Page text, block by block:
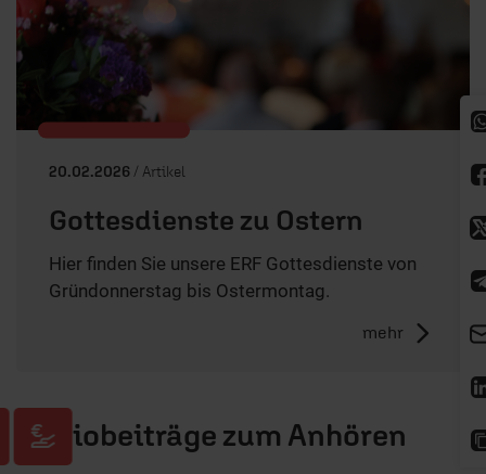
20.02.2026 / Artikel
Gottesdienste zu Ostern
Hier finden Sie unsere ERF Gottesdienste von
Gründonnerstag bis Ostermontag.
mehr
Audiobeiträge zum Anhören